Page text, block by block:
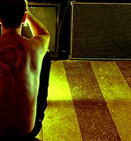
Grimus